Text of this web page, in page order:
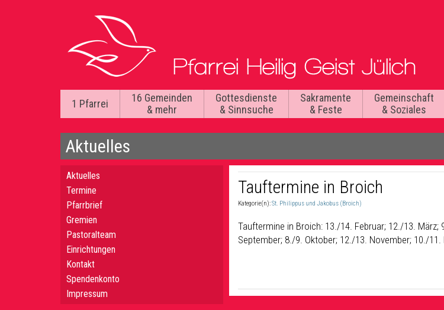
1 Pfarrei
16 Gemeinden
& mehr
Gottesdienste
& Sinnsuche
Sakramente
& Feste
Gemeinschaft
& Soziales
Aktuelles
Tauftermine in Broich
Kategorie(n):St. Philippus und Jakobus (Broich)
Tauftermine in Broich: 13./14. Februar; 12./13.
September; 8./9. Oktober; 12./13. November; 10./11.
Aktuelles
Termine
Pfarrbrief
Gremien
Pastoralteam
Einrichtungen
Kontakt
Spendenkonto
Impressum